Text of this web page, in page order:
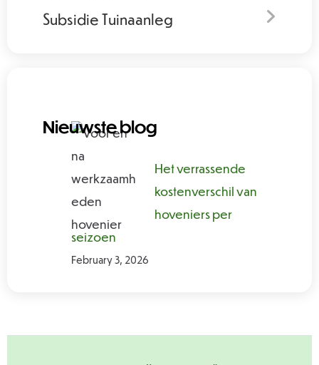
Subsidie Tuinaanleg
Nieuwste blog
Het verrassende
kostenverschil van
hoveniers per
seizoen
February 3, 2026